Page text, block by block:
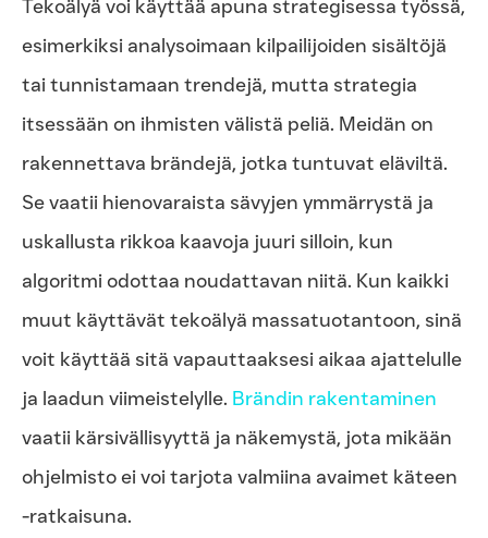
Tekoälyä voi käyttää apuna strategisessa työssä,
esimerkiksi analysoimaan kilpailijoiden sisältöjä
tai tunnistamaan trendejä, mutta strategia
itsessään on ihmisten välistä peliä. Meidän on
rakennettava brändejä, jotka tuntuvat eläviltä.
Se vaatii hienovaraista sävyjen ymmärrystä ja
uskallusta rikkoa kaavoja juuri silloin, kun
algoritmi odottaa noudattavan niitä. Kun kaikki
muut käyttävät tekoälyä massatuotantoon, sinä
voit käyttää sitä vapauttaaksesi aikaa ajattelulle
ja laadun viimeistelylle. Brändin rakentaminen
vaatii kärsivällisyyttä ja näkemystä, jota mikään
ohjelmisto ei voi tarjota valmiina avaimet käteen
-ratkaisuna.